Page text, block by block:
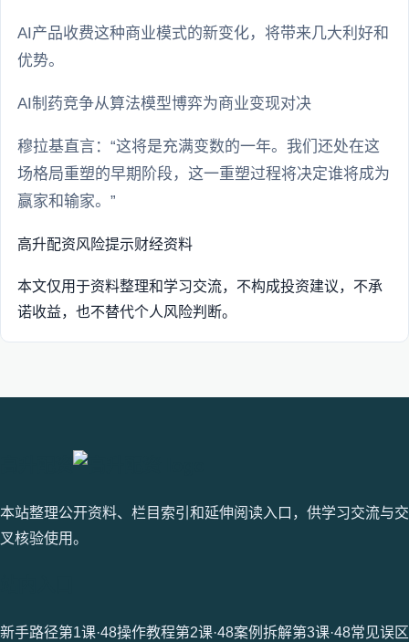
AI产品收费这种商业模式的新变化，将带来几大利好和
优势。
AI制药竞争从算法模型博弈为商业变现对决
穆拉基直言：“这将是充满变数的一年。我们还处在这
场格局重塑的早期阶段，这一重塑过程将决定谁将成为
赢家和输家。”
高升配资风险提示财经资料
本文仅用于资料整理和学习交流，不构成投资建议，不承
诺收益，也不替代个人风险判断。
本站整理公开资料、栏目索引和延伸阅读入口，供学习交流与交
叉核验使用。
新手路径第1课·48操作教程第2课·48案例拆解第3课·48常见误区